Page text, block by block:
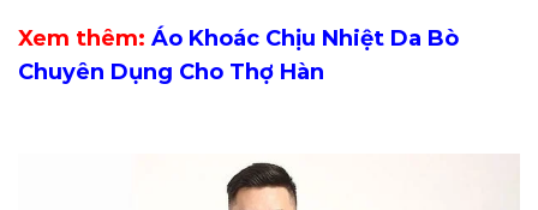
Xem thêm: Áo Khoác Chịu Nhiệt Da Bò
Chuyên Dụng Cho Thợ Hàn